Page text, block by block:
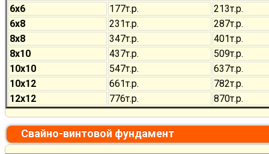
6х6
177т.р. 213т.р.
6х8
231т.р. 287т.р.
8х8
347т.р. 401т.р.
8х10
437т.р. 509т.р.
10х10
547т.р. 637т.р.
10х12
661т.р. 782т.р.
12х12
776т.р. 870т.р.
Свайно-винтовой фундамент